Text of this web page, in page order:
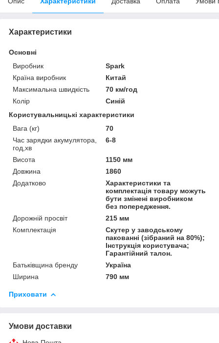
Характеристики
Основні
Виробник
Spark
Країна виробник
Китай
Максимальна швидкість
70 км/год
Колір
Синій
Користувальницькі характеристики
Вага (кг)
70
Час зарядки акумулятора,
год,хв
6-8
Висота
1150 мм
Довжина
1860
Додатково
Характеристики та
комплектація товару можуть
бути змінені виробником
без попередження.
Дорожній просвіт
215 мм
Комплектація
Скутер у заводському
пакованні (зібраний на 80%);
Інструкція користувача;
Гарантійний талон.
Батьківщина бренду
Україна
Ширина
790 мм
Приховати
Умови доставки